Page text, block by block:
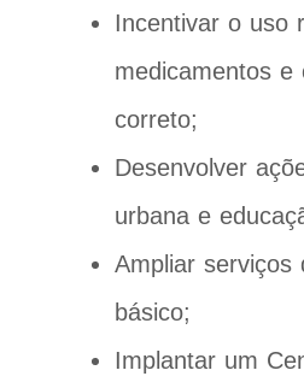
Incentivar o uso
medicamentos e
correto;
Desenvolver
urbana e
Ampliar serviços
básico;
Implantar um